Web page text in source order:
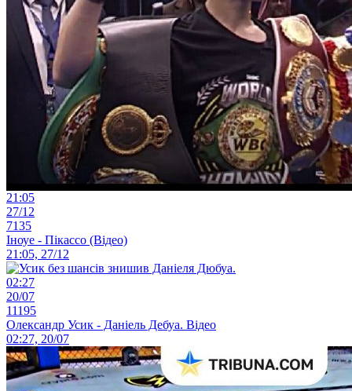
21:05
27/12
7135
Іноуе - Пікассо (Відео)
21:05, 27/12
02:27
20/07
11195
Олександр Усик - Даніель Дебуа. Відео
02:27, 20/07